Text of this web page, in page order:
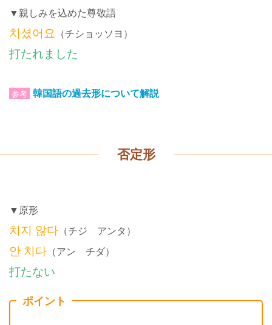
▼親しみを込めた尊敬語
치셨어요 （チショッソヨ）
打たれました
参考 韓国語の過去形について解説
否定形
▼原形
치지 않다 （チジ アンタ）
안 치다 （アン チダ）
打たない
ポイント